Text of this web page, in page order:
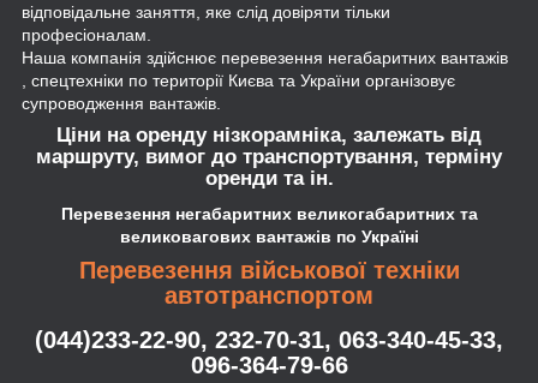
відповідальне заняття, яке слід довіряти тільки
професіоналам.
Наша компанія здійснює перевезення негабаритних вантажів
, спецтехніки по території Києва та України організовує
супроводження вантажів.
Ціни на оренду нізкорамніка, залежать від
маршруту, вимог до транспортування, терміну
оренди та iн.
Перевезення негабаритних великогабаритних та
великовагових вантажів по Україні
Перевезення військової техніки
автотранспортом
(044)233-22-90, 232-70-31, 063-340-45-33,
096-364-79-66